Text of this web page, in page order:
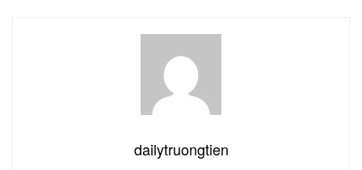
dailytruongtien